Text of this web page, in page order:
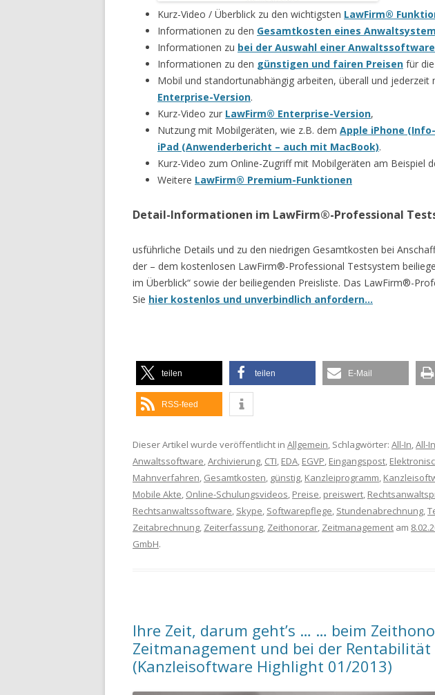
Kurz-Video / Überblick zu den wichtigsten LawFirm®
Informationen zu den Gesamtkosten eines
Informationen zu bei der Auswahl einer
Informationen zu den günstigen und fairen Preisen für
Mobil und standortunabhängig arbeiten, überall und jederzeit
Enterprise-Version.
Kurz-Video zur LawFirm® Enterprise-Version,
Nutzung mit Mobilgeräten, wie z.B. dem Apple iPhone
iPad (Anwenderbericht – auch mit MacBook).
Kurz-Video zum Online-Zugriff mit Mobilgeräten am Beispiel
Weitere LawFirm® Premium-Funktionen
Detail-Informationen im LawFirm®-Professional
usführliche Details und zu den niedrigen Gesamtkosten bei
der – dem kostenlosen LawFirm®-Professional Testsystem
im Überblick“ sowie der beiliegenden Preisliste. Das LawFirm®-
Sie hier kostenlos und unverbindlich anfordern…
teilen teilen E-Mail
RSS-feed
Dieser Artikel wurde veröffentlicht in Allgemein , Schlagwörter: All-In All-
Anwaltssoftware Archivierung CTI EDA EGVP Eingangspost
Mahnverfahren Gesamtkosten günstig Kanzleiprogramm
Mobile Akte Online-Schulungsvideos Preise preiswert
Rechtsanwaltssoftware Skype Softwarepflege Stundenabrechnung
Zeitabrechnung Zeiterfassung Zeithonorar Zeitmanagement am
GmbH.
Ihre Zeit, darum geht’s … … beim
Zeitmanagement und bei der
(Kanzleisoftware Highlight 01/2013)